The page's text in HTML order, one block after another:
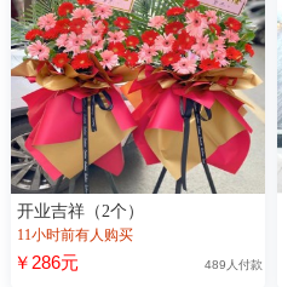
开业吉祥（2个）
11小时前有人购买
￥286元 489人付款